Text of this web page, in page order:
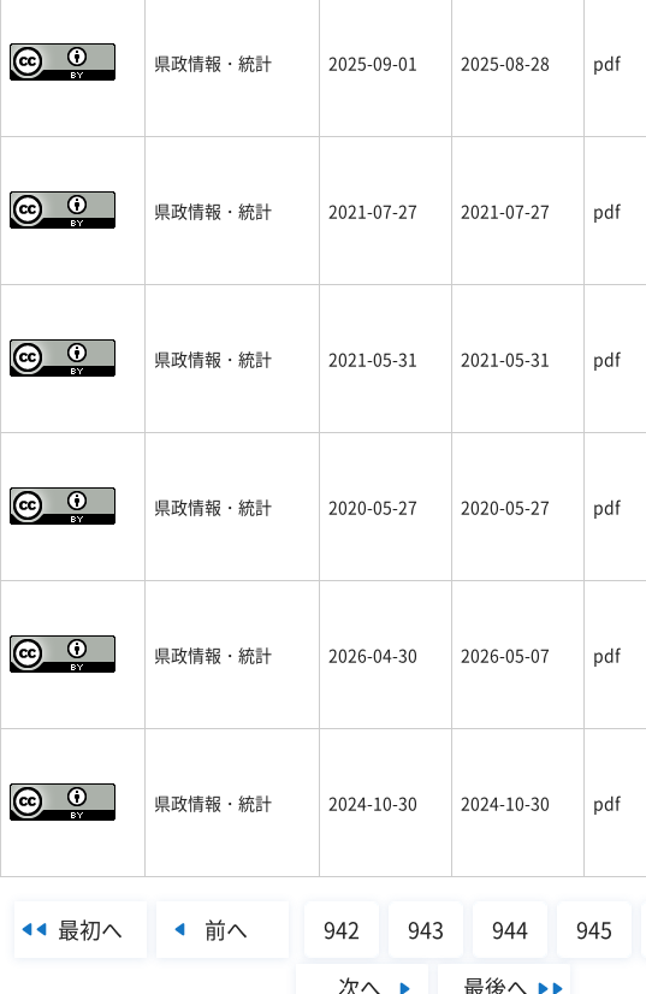
県政情報・統計 2025-09-01 2025-08-28 pdf
県政情報・統計 2021-07-27 2021-07-27 pdf
県政情報・統計 2021-05-31 2021-05-31 pdf
県政情報・統計 2020-05-27 2020-05-27 pdf
県政情報・統計 2026-04-30 2026-05-07 pdf
県政情報・統計 2024-10-30 2024-10-30 pdf
最初へ 前へ 942 943 944 945
次へ
最後へ